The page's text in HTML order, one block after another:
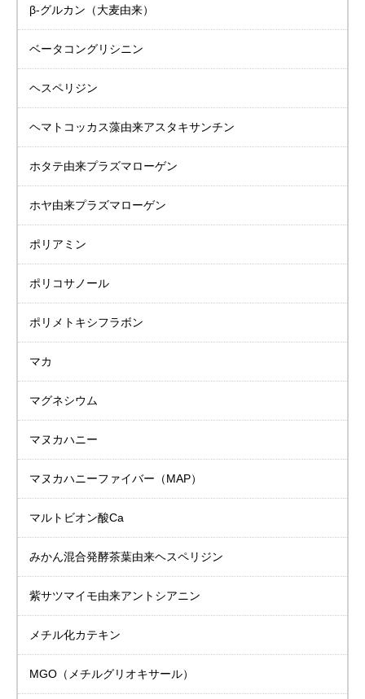
β-グルカン（大麦由来）
ベータコングリシニン
ヘスペリジン
ヘマトコッカス藻由来アスタキサンチン
ホタテ由来プラズマローゲン
ホヤ由来プラズマローゲン
ポリアミン
ポリコサノール
ポリメトキシフラボン
マカ
マグネシウム
マヌカハニー
マヌカハニーファイバー（MAP）
マルトビオン酸Ca
みかん混合発酵茶葉由来ヘスペリジン
紫サツマイモ由来アントシアニン
メチル化カテキン
MGO（メチルグリオキサール）